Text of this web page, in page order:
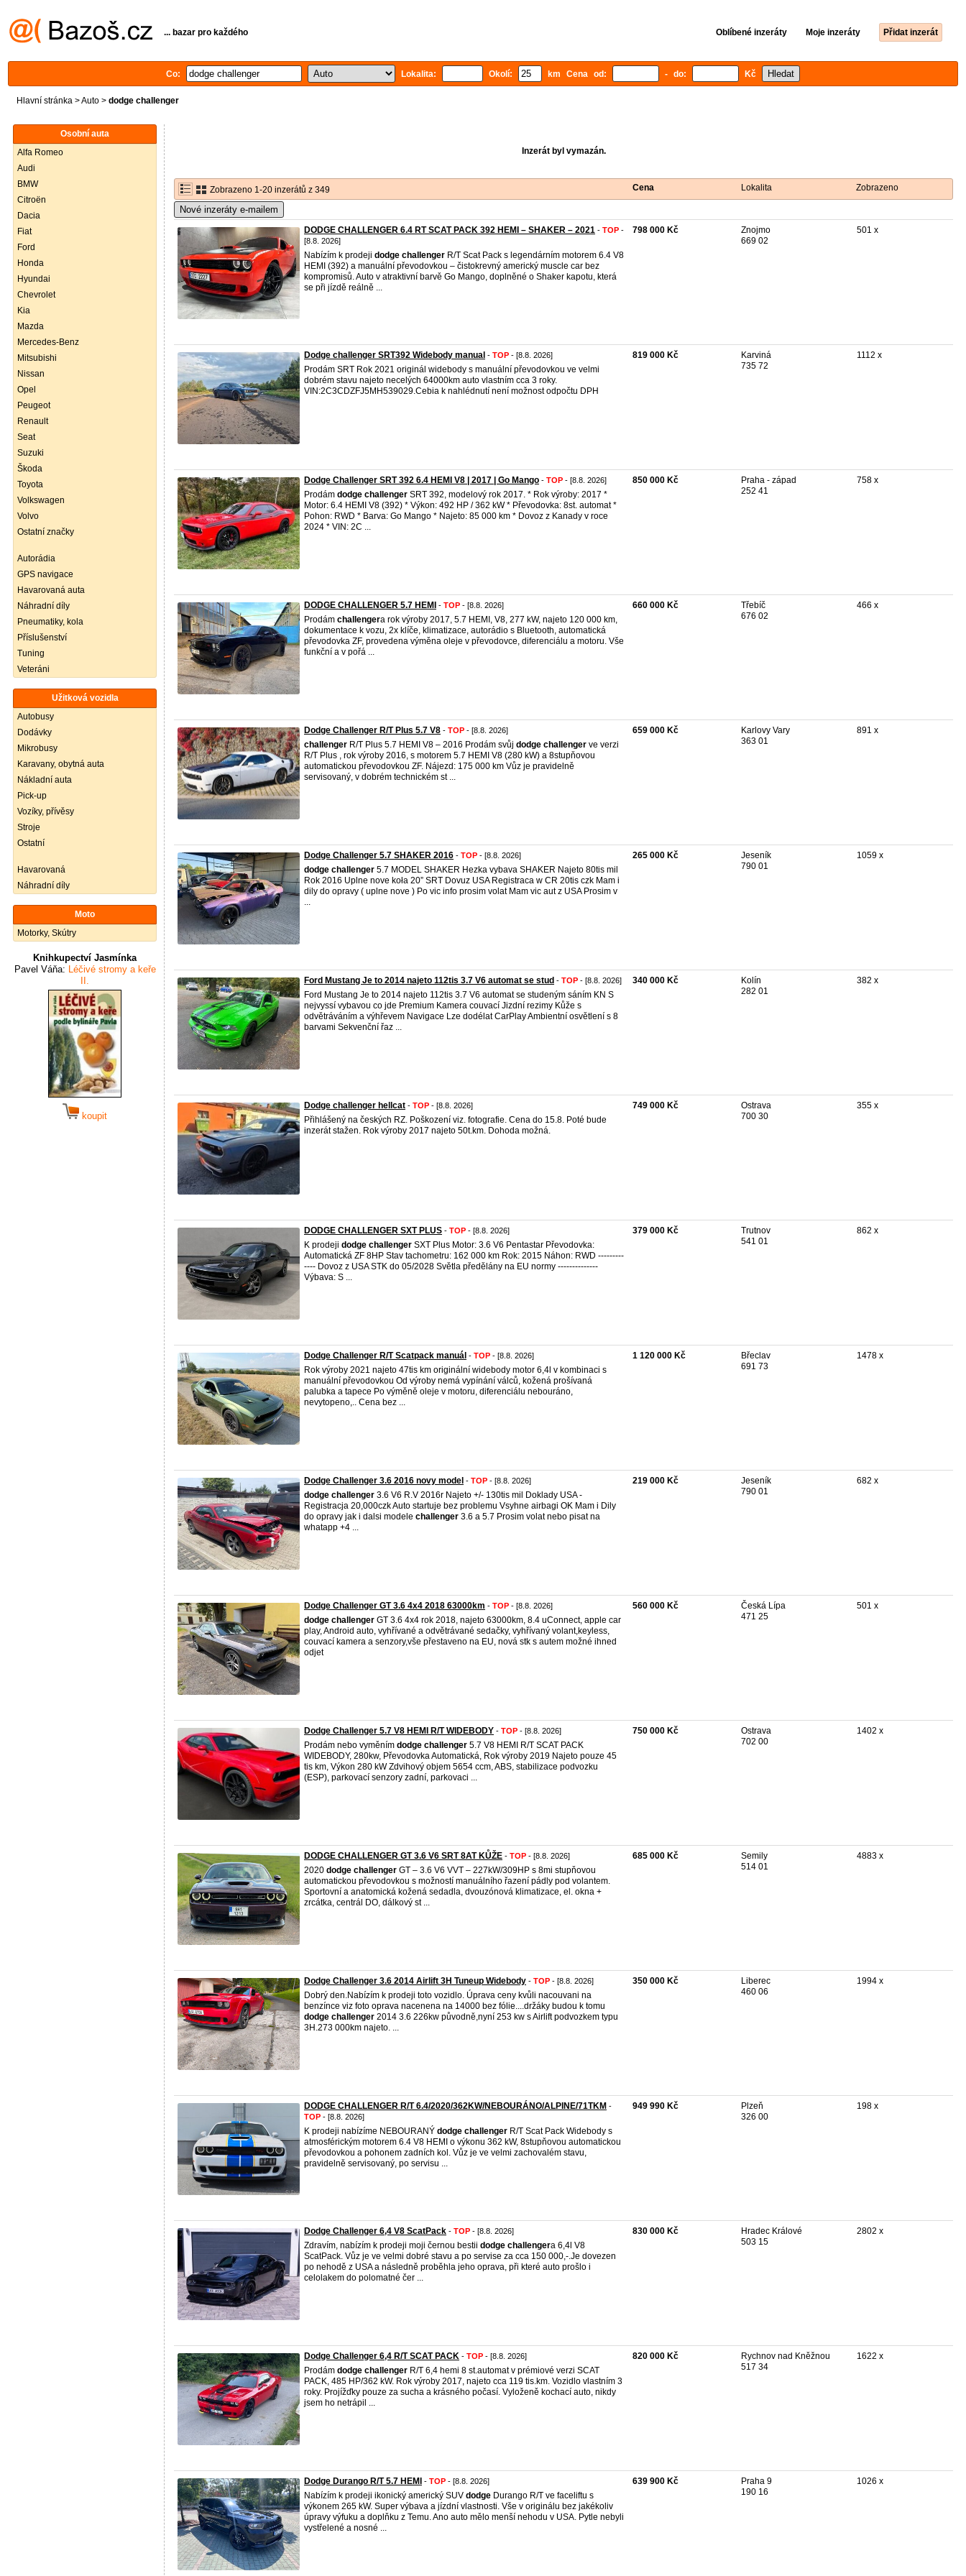
... bazar pro každého Oblíbené inzeráty Moje inzeráty Přidat inzerát
Co: Lokalita: Okolí: km Cena od: - do: Kč
Hlavní stránka >Auto > dodge challenger
Osobní auta
Alfa Romeo
Audi
BMW
Citroën
Dacia
Fiat
Ford
Honda
Hyundai
Chevrolet
Kia
Mazda
Mercedes-Benz
Mitsubishi
Nissan
Opel
Peugeot
Renault
Seat
Suzuki
Škoda
Toyota
Volkswagen
Volvo
Ostatní značky
Autorádia
GPS navigace
Havarovaná auta
Náhradní díly
Pneumatiky, kola
Příslušenství
Tuning
Veteráni
Užitková vozidla
Autobusy
Dodávky
Mikrobusy
Karavany, obytná auta
Nákladní auta
Pick-up
Vozíky, přívěsy
Stroje
Ostatní
Havarovaná
Náhradní díly
Moto
Motorky, Skútry
Knihkupectví Jasmínka
Pavel Váňa: Léčivé stromy a keře
II.
koupit
Inzerát byl vymazán.
Zobrazeno 1-20 inzerátů z 349 Cena Lokalita Zobrazeno
Nové inzeráty e-mailem
DODGE CHALLENGER 6.4 RT SCAT PACK 392 HEMI – SHAKER – 2021 - TOP -
[8.8. 2026]
Nabízím k prodeji dodge challenger R/T Scat Pack s legendárním motorem 6.4 V8
HEMI (392) a manuální převodovkou – čistokrevný americký muscle car bez
kompromisů. Auto v atraktivní barvě Go Mango, doplněné o Shaker kapotu, která
se při jízdě reálně ...
798 000 Kč
Znojmo
669 02
501 x
Dodge challenger SRT392 Widebody manual - TOP - [8.8. 2026]
Prodám SRT Rok 2021 originál widebody s manuální převodovkou ve velmi
dobrém stavu najeto necelých 64000km auto vlastním cca 3 roky.
VIN:2C3CDZFJ5MH539029.Cebia k nahlédnutí není možnost odpočtu DPH
819 000 Kč
Karviná
735 72
1112 x
Dodge Challenger SRT 392 6.4 HEMI V8 | 2017 | Go Mango - TOP - [8.8. 2026]
Prodám dodge challenger SRT 392, modelový rok 2017. * Rok výroby: 2017 *
Motor: 6.4 HEMI V8 (392) * Výkon: 492 HP / 362 kW * Převodovka: 8st. automat *
Pohon: RWD * Barva: Go Mango * Najeto: 85 000 km * Dovoz z Kanady v roce
2024 * VIN: 2C ...
850 000 Kč
Praha - západ
252 41
758 x
DODGE CHALLENGER 5.7 HEMI - TOP - [8.8. 2026]
Prodám challengera rok výroby 2017, 5.7 HEMI, V8, 277 kW, najeto 120 000 km,
dokumentace k vozu, 2x klíče, klimatizace, autorádio s Bluetooth, automatická
převodovka ZF, provedena výměna oleje v převodovce, diferenciálu a motoru. Vše
funkční a v pořá ...
660 000 Kč
Třebíč
676 02
466 x
Dodge Challenger R/T Plus 5.7 V8 - TOP - [8.8. 2026]
challenger R/T Plus 5.7 HEMI V8 – 2016 Prodám svůj dodge challenger ve verzi
R/T Plus , rok výroby 2016, s motorem 5.7 HEMI V8 (280 kW) a 8stupňovou
automatickou převodovkou ZF. Nájezd: 175 000 km Vůz je pravidelně
servisovaný, v dobrém technickém st ...
659 000 Kč
Karlovy Vary
363 01
891 x
Dodge Challenger 5.7 SHAKER 2016 - TOP - [8.8. 2026]
dodge challenger 5.7 MODEL SHAKER Hezka vybava SHAKER Najeto 80tis mil
Rok 2016 Uplne nove koła 20” SRT Dovuz USA Registraca w CR 20tis czk Mam i
dily do opravy ( uplne nove ) Po vic info prosim volat Mam vic aut z USA Prosim v
...
265 000 Kč
Jeseník
790 01
1059 x
Ford Mustang Je to 2014 najeto 112tis 3.7 V6 automat se stud - TOP - [8.8. 2026]
Ford Mustang Je to 2014 najeto 112tis 3.7 V6 automat se studeným sáním KN S
nejvyssí vybavou co jde Premium Kamera couvací Jizdní rezimy Kůže s
odvětráváním a výhřevem Navigace Lze dodélat CarPlay Ambientní osvětlení s 8
barvami Sekvenční řaz ...
340 000 Kč
Kolín
282 01
382 x
Dodge challenger hellcat - TOP - [8.8. 2026]
Přihlášený na českých RZ. Poškození viz. fotografie. Cena do 15.8. Poté bude
inzerát stažen. Rok výroby 2017 najeto 50t.km. Dohoda možná.
749 000 Kč
Ostrava
700 30
355 x
DODGE CHALLENGER SXT PLUS - TOP - [8.8. 2026]
K prodeji dodge challenger SXT Plus Motor: 3.6 V6 Pentastar Převodovka:
Automatická ZF 8HP Stav tachometru: 162 000 km Rok: 2015 Náhon: RWD ---------
---- Dovoz z USA STK do 05/2028 Světla předělány na EU normy --------------
Výbava: S ...
379 000 Kč
Trutnov
541 01
862 x
Dodge Challenger R/T Scatpack manuál - TOP - [8.8. 2026]
Rok výroby 2021 najeto 47tis km originální widebody motor 6,4l v kombinaci s
manuální převodovkou Od výroby nemá vypínání válců, kožená prošívaná
palubka a tapece Po výměně oleje v motoru, diferenciálu nebouráno,
nevytopeno,.. Cena bez ...
1 120 000 Kč
Břeclav
691 73
1478 x
Dodge Challenger 3.6 2016 novy model - TOP - [8.8. 2026]
dodge challenger 3.6 V6 R.V 2016r Najeto +/- 130tis mil Doklady USA -
Registracja 20,000czk Auto startuje bez problemu Vsyhne airbagi OK Mam i Dily
do opravy jak i dalsi modele challenger 3.6 a 5.7 Prosim volat nebo pisat na
whatapp +4 ...
219 000 Kč
Jeseník
790 01
682 x
Dodge Challenger GT 3.6 4x4 2018 63000km - TOP - [8.8. 2026]
dodge challenger GT 3.6 4x4 rok 2018, najeto 63000km, 8.4 uConnect, apple car
play, Android auto, vyhřívané a odvětrávané sedačky, vyhřívaný volant,keyless,
couvací kamera a senzory,vše přestaveno na EU, nová stk s autem možné ihned
odjet
560 000 Kč
Česká Lípa
471 25
501 x
Dodge Challenger 5.7 V8 HEMI R/T WIDEBODY - TOP - [8.8. 2026]
Prodám nebo vyměním dodge challenger 5.7 V8 HEMI R/T SCAT PACK
WIDEBODY, 280kw, Převodovka Automatická, Rok výroby 2019 Najeto pouze 45
tis km, Výkon 280 kW Zdvihový objem 5654 ccm, ABS, stabilizace podvozku
(ESP), parkovací senzory zadní, parkovaci ...
750 000 Kč
Ostrava
702 00
1402 x
DODGE CHALLENGER GT 3.6 V6 SRT 8AT KŮŽE - TOP - [8.8. 2026]
2020 dodge challenger GT – 3.6 V6 VVT – 227kW/309HP s 8mi stupňovou
automatickou převodovkou s možností manuálního řazení pádly pod volantem.
Sportovní a anatomická kožená sedadla, dvouzónová klimatizace, el. okna +
zrcátka, centrál DO, dálkový st ...
685 000 Kč
Semily
514 01
4883 x
Dodge Challenger 3.6 2014 Airlift 3H Tuneup Widebody - TOP - [8.8. 2026]
Dobrý den.Nabízím k prodeji toto vozidlo. Úprava ceny kvůli nacouvani na
benzínce viz foto oprava nacenena na 14000 bez fólie....držáky budou k tomu
dodge challenger 2014 3.6 226kw původně,nyní 253 kw s Airlift podvozkem typu
3H.273 000km najeto. ...
350 000 Kč
Liberec
460 06
1994 x
DODGE CHALLENGER R/T 6.4/2020/362KW/NEBOURÁNO/ALPINE/71TKM -
TOP - [8.8. 2026]
K prodeji nabízíme NEBOURANÝ dodge challenger R/T Scat Pack Widebody s
atmosférickým motorem 6.4 V8 HEMI o výkonu 362 kW, 8stupňovou automatickou
převodovkou a pohonem zadních kol. Vůz je ve velmi zachovalém stavu,
pravidelně servisovaný, po servisu ...
949 990 Kč
Plzeň
326 00
198 x
Dodge Challenger 6,4 V8 ScatPack - TOP - [8.8. 2026]
Zdravím, nabízím k prodeji moji černou bestii dodge challengera 6,4l V8
ScatPack. Vůz je ve velmi dobré stavu a po servise za cca 150 000,-.Je dovezen
po nehodě z USA a následně proběhla jeho oprava, při které auto prošlo i
celolakem do polomatné čer ...
830 000 Kč
Hradec Králové
503 15
2802 x
Dodge Challenger 6,4 R/T SCAT PACK - TOP - [8.8. 2026]
Prodám dodge challenger R/T 6,4 hemi 8 st.automat v prémiové verzi SCAT
PACK, 485 HP/362 kW. Rok výroby 2017, najeto cca 119 tis.km. Vozidlo vlastním 3
roky. Projížďky pouze za sucha a krásného počasí. Vyloženě kochací auto, nikdy
jsem ho netrápil ...
820 000 Kč
Rychnov nad Kněžnou
517 34
1622 x
Dodge Durango R/T 5.7 HEMI - TOP - [8.8. 2026]
Nabízím k prodeji ikonický americký SUV dodge Durango R/T ve faceliftu s
výkonem 265 kW. Super výbava a jízdní vlastnosti. Vše v originálu bez jakékoliv
úpravy výfuku a doplňku z Temu. Ano auto mělo menší nehodu v USA. Pytle nebyli
vystřelené a nosné ...
639 900 Kč
Praha 9
190 16
1026 x